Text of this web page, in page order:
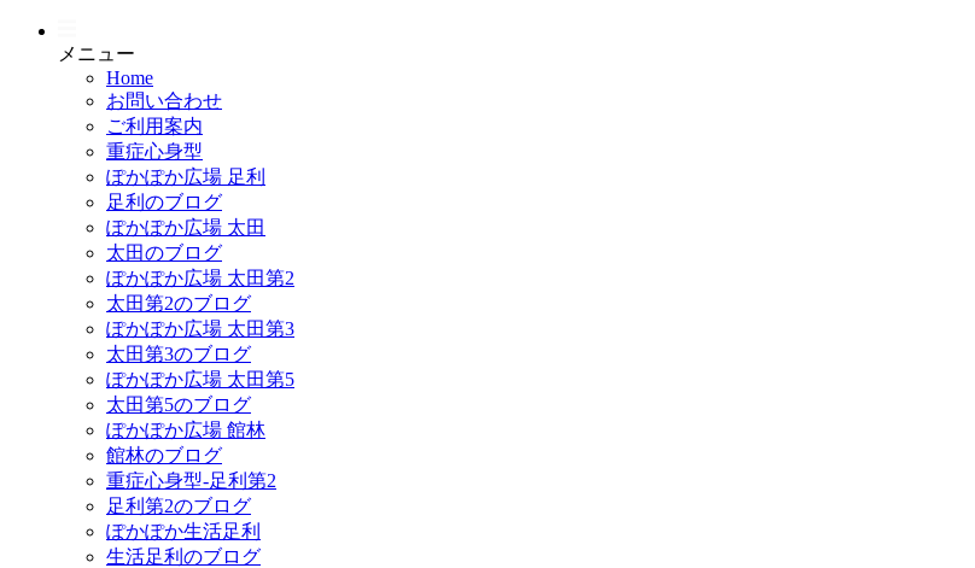
メニュー
Home
お問い合わせ
ご利用案内
重症心身型
ぽかぽか広場 足利
足利のブログ
ぽかぽか広場 太田
太田のブログ
ぽかぽか広場 太田第2
太田第2のブログ
ぽかぽか広場 太田第3
太田第3のブログ
ぽかぽか広場 太田第5
太田第5のブログ
ぽかぽか広場 館林
館林のブログ
重症心身型-足利第2
足利第2のブログ
ぽかぽか生活足利
生活足利のブログ